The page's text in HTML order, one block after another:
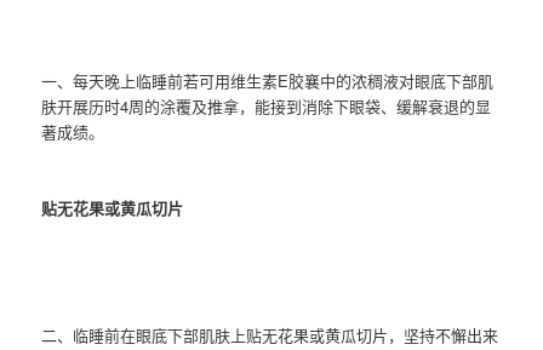
一、每天晚上临睡前若可用维生素E胶襄中的浓稠液对眼底下部肌
肤开展历时4周的涂覆及推拿，能接到消除下眼袋、缓解衰退的显
著成绩。
贴无花果或黄瓜切片
二、临睡前在眼底下部肌肤上贴无花果或黄瓜切片，坚持不懈出来